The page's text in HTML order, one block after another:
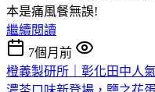
本是痛風餐無誤!
繼續閱讀
7個月前
橙義製研所｜彰化田中人